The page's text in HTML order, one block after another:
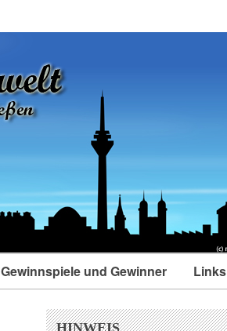
Gewinnspiele und Gewinner Links
HINWEIS